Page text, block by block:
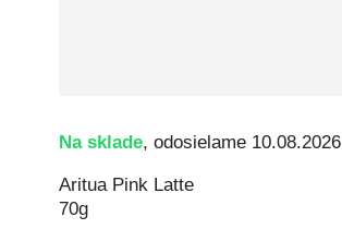
Na sklade, odosielame 10.08.2026
Aritua Pink Latte
70g